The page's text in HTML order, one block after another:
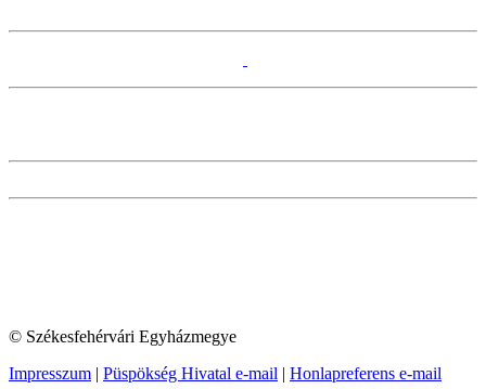
© Székesfehérvári Egyházmegye
Impresszum | Püspökség Hivatal e-mail | Honlapreferens e-mail